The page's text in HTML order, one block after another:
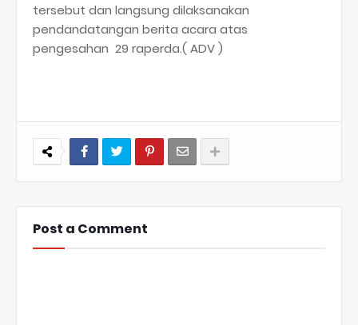
tersebut dan langsung dilaksanakan
pendandatangan berita acara atas
pengesahan 29 raperda.( ADV )
Post a Comment